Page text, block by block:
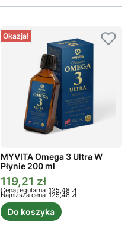
Okazja!
MYVITA Omega 3 Ultra W
Płynie 200 ml
Cena promocyjna
119,21 zł
Cena regularna: 125,48 zł
Najniższa cena: 125,48 zł
Do koszyka